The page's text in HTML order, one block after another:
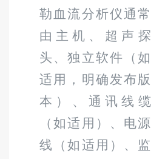
勒血流分析仪通常
由主机、超声探
头、独立软件（如
适用，明确发布版
本）、通讯线缆
（如适用）、电源
线（如适用）、监